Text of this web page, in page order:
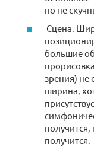
но не
Сцена.
большие
зрения) не
ширина,
получится,
получится.